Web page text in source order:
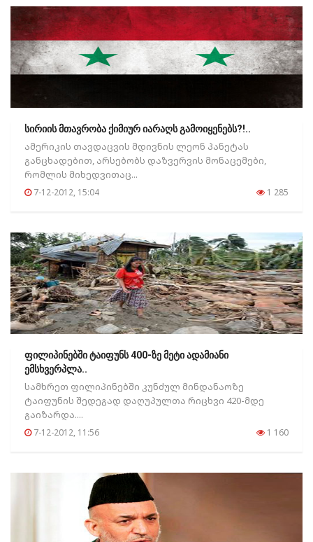
სირიის მთავრობა ქიმიურ იარაღს გამოიყენებს?!..
ამერიკის თავდაცვის მდივნის ლეონ პანეტას
განცხადებით, არსებობს დაზვერვის მონაცემები,
რომლის მიხედვითაც...
7-12-2012, 15:04 1 285
ფილიპინებში ტაიფუნს 400-ზე მეტი ადამიანი
ემსხვერპლა..
სამხრეთ ფილიპინებში კუნძულ მინდანაოზე
ტაიფუნის შედეგად დაღუპულთა რიცხვი 420-მდე
გაიზარდა....
7-12-2012, 11:56 1 160